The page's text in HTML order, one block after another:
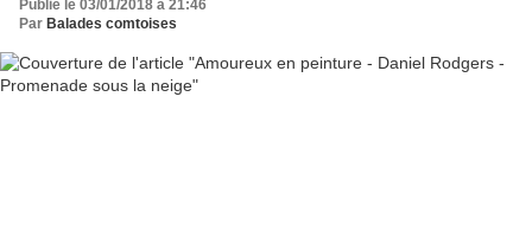
Publié le 03/01/2018 à 21:46
Par Balades comtoises